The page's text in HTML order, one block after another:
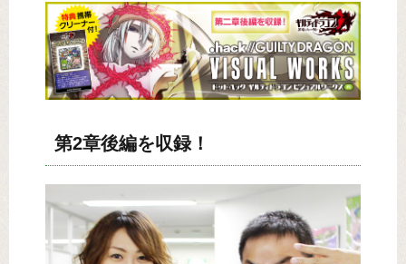
第2章後編を収録！